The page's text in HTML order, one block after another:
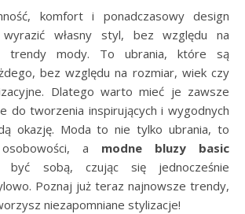
komfort i ponadczasowy design
własny styl, bez względu na
trendy mody. To ubrania, które są
bez względu na rozmiar, wiek czy
Dlatego warto mieć je zawsze
do tworzenia inspirujących i wygodnych
okazję. Moda to nie tylko ubrania, to
a modne bluzy basic
być sobą, czując się jednocześnie
Poznaj już teraz najnowsze trendy,
niezapomniane stylizacje!